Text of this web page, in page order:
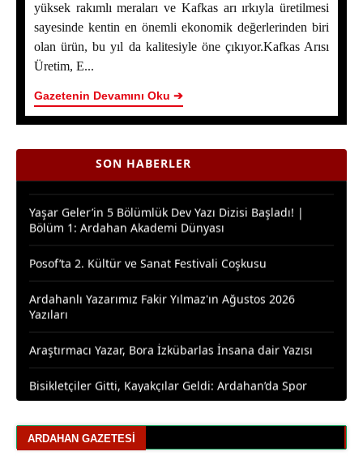
yüksek rakımlı meraları ve Kafkas arı ırkıyla üretilmesi
sayesinde kentin en önemli ekonomik değerlerinden biri
olan ürün, bu yıl da kalitesiyle öne çıkıyor.Kafkas Arısı
Üretim, E...
Gazetenin Devamını Oku ➔
SON HABERLER
Ardahan Çiçek Balında 2026 Sezonunun İlk Hasadı
Başladı
Yaşar Geler’in 5 Bölümlük Dev Yazı Dizisi Başladı! |
Bölüm 2 - Ardahan Kültür ve Turizm
Ardahan Çiçek Balı İçin AB Tescilinde Sona Doğru
Yaşar Geler’in 5 Bölümlük Dev Yazı Dizisi Başladı! |
Posof’ta 2. Kültür ve Sanat Festivali Coşkusu
Ardahanlı Yazarımız Fakir Yılmaz'ın Ağustos 2026
Araştırmacı Yazar, Bora İzkübarlas İnsana dair Yazısı
Bisikletçiler Gitti, Kayakçılar Geldi: Ardahan’da Spor
Plaka Duyurusu
ARDAHAN GAZETESI